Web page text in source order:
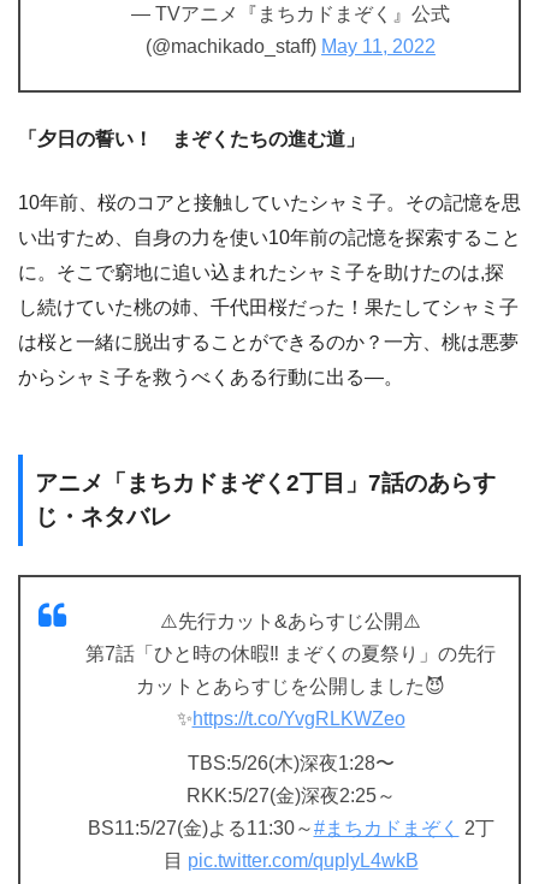
— TVアニメ『まちカドまぞく』公式
(@machikado_staff) May 11, 2022
「夕日の誓い！ まぞくたちの進む道」
10年前、桜のコアと接触していたシャミ子。その記憶を思
い出すため、自身の力を使い10年前の記憶を探索すること
に。そこで窮地に追い込まれたシャミ子を助けたのは,探
し続けていた桃の姉、千代田桜だった！果たしてシャミ子
は桜と一緒に脱出することができるのか？一方、桃は悪夢
からシャミ子を救うべくある行動に出る―。
アニメ「まちカドまぞく2丁目」7話のあらす
じ・ネタバレ
⚠️先行カット&あらすじ公開⚠️
第7話「ひと時の休暇‼︎ まぞくの夏祭り」の先行
カットとあらすじを公開しました😈
✨https://t.co/YvgRLKWZeo
TBS:5/26(木)深夜1:28〜
RKK:5/27(金)深夜2:25～
BS11:5/27(金)よる11:30～#まちカドまぞく
2丁
目 pic.twitter.com/quplyL4wkB